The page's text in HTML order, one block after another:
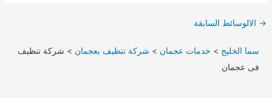
Post
→ الالوسائط السابقة
سما الخليج > خدمات عجمان > شركة تنظيف بعجمان > شركة تنظيف
فى عجمان